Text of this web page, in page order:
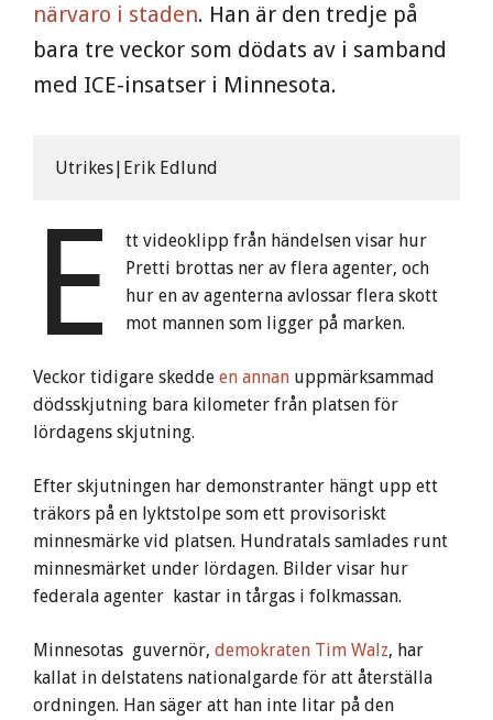
närvaro i staden. Han är den tredje på
bara tre veckor som dödats av i samband
med ICE-insatser i Minnesota.
Utrikes|Erik Edlund
E
tt videoklipp från händelsen visar hur
Pretti brottas ner av flera agenter, och
hur en av agenterna avlossar flera skott
mot mannen som ligger på marken.
Veckor tidigare skedde en annan uppmärksammad
dödsskjutning bara kilometer från platsen för
lördagens skjutning.
Efter skjutningen har demonstranter hängt upp ett
träkors på en lyktstolpe som ett provisoriskt
minnesmärke vid platsen. Hundratals samlades runt
minnesmärket under lördagen. Bilder visar hur
federala agenter kastar in tårgas i folkmassan.
Minnesotas guvernör, demokraten Tim Walz, har
kallat in delstatens nationalgarde för att återställa
ordningen. Han säger att han inte litar på den